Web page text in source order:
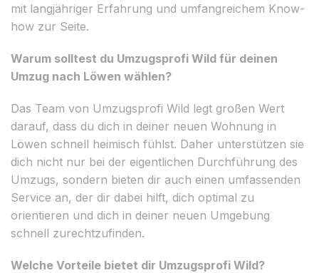
mit langjähriger Erfahrung und umfangreichem Know-
how zur Seite.
Warum solltest du Umzugsprofi Wild für deinen
Umzug nach Löwen wählen?
Das Team von Umzugsprofi Wild legt großen Wert
darauf, dass du dich in deiner neuen Wohnung in
Löwen schnell heimisch fühlst. Daher unterstützen sie
dich nicht nur bei der eigentlichen Durchführung des
Umzugs, sondern bieten dir auch einen umfassenden
Service an, der dir dabei hilft, dich optimal zu
orientieren und dich in deiner neuen Umgebung
schnell zurechtzufinden.
Welche Vorteile bietet dir Umzugsprofi Wild?